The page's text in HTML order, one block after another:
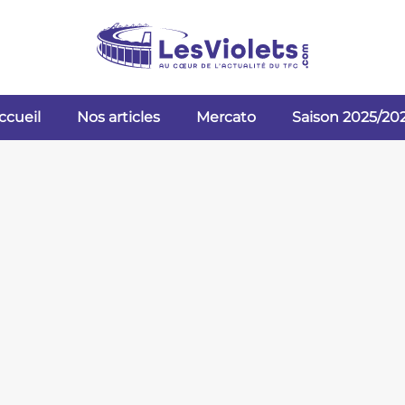
Nos articles Mercato Saison 2025/